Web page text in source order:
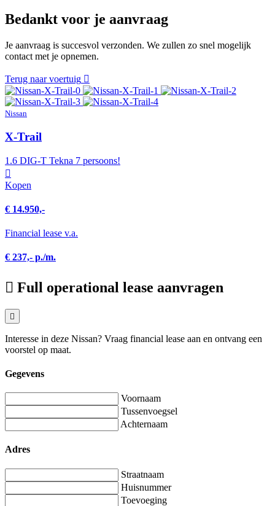
Bedankt voor je aanvraag
Je aanvraag is succesvol verzonden. We zullen zo snel mogelijk
contact met je opnemen.
Terug naar voertuig
Nissan
X-Trail
1.6 DIG-T Tekna 7 persoons!
Kopen
€ 14.950,-
Financial lease v.a.
€ 237,- p./m.
Full operational lease aanvragen
Interesse in deze Nissan? Vraag financial lease aan en ontvang een
voorstel op maat.
Gegevens
Voornaam
Tussenvoegsel
Achternaam
Adres
Straatnaam
Huisnummer
Toevoeging